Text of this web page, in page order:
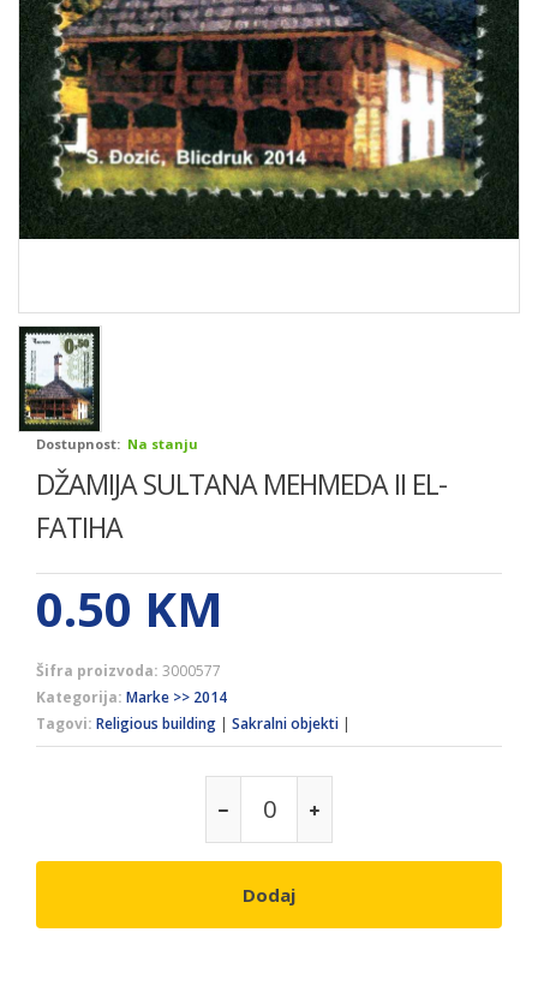
Dostupnost: Na stanju
DŽAMIJA SULTANA MEHMEDA II EL-
FATIHA
0.50 KM
Šifra proizvoda: 3000577
Kategorija: Marke >> 2014
Tagovi: Religious building | Sakralni objekti |
Dodaj